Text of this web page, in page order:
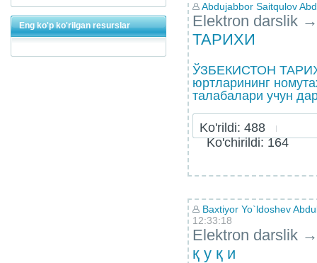
Eng ko'p ko'rilgan resurslar
Abdujabbor Saitqulov
Elektron darslik →
ТАРИХИ
ЎЗБЕКИСТОН
юртларининг
талабалари учун
Ko'rildi: 488
Ko'chirildi: 164
Baxtiyor Yo`ldoshev
12:33:18
Elektron darslik →
қ у қ и